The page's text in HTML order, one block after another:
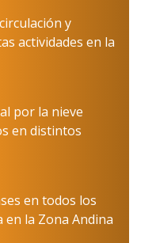
y
actividades en la
por la nieve
en distintos
en todos los
la Zona Andina